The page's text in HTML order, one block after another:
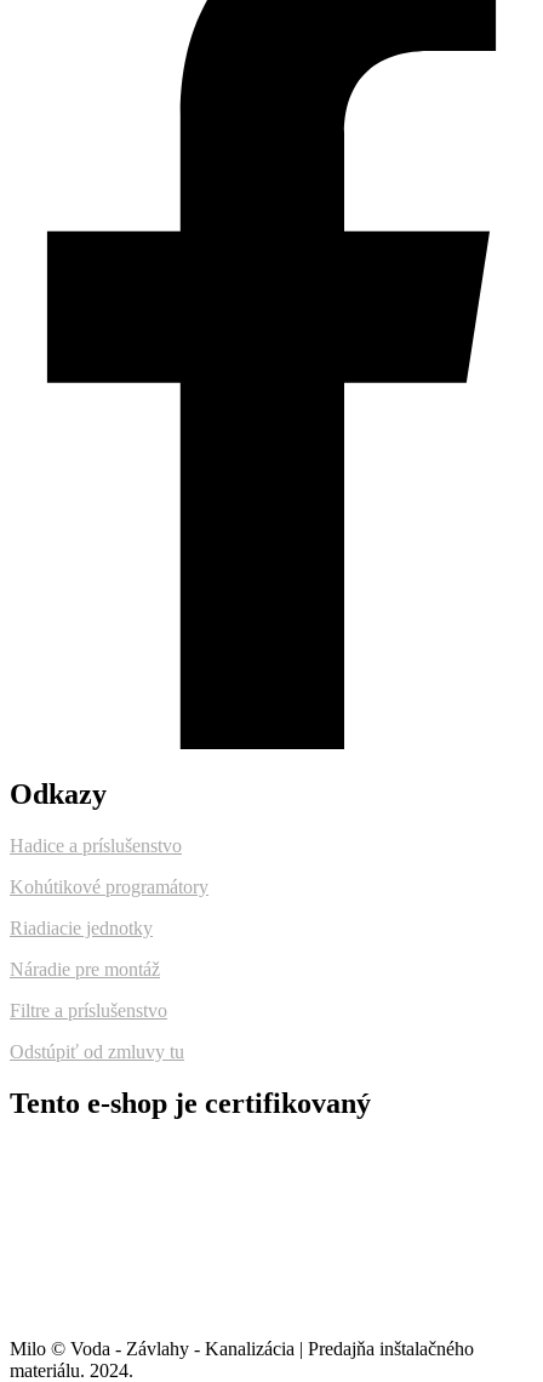
Odkazy
Hadice a príslušenstvo
Kohútikové programátory
Riadiacie jednotky
Náradie pre montáž
Filtre a príslušenstvo
Odstúpiť od zmluvy tu
Tento e-shop je certifikovaný
Milo © Voda - Závlahy - Kanalizácia | Predajňa inštalačného
materiálu. 2024.